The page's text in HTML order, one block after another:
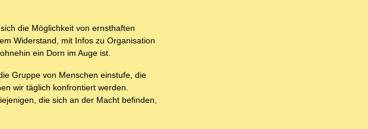
die Möglichkeit von ernsthaften
Widerstand, mit Infos zu Organisation
ein Dorn im Auge ist.
Gruppe von Menschen einstufe, die
wir täglich konfrontiert werden.
die sich an der Macht befinden,